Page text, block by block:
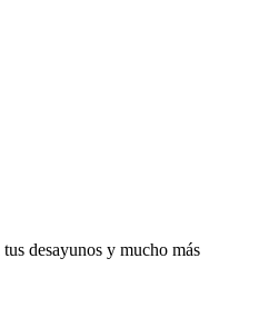
desayunos y mucho más